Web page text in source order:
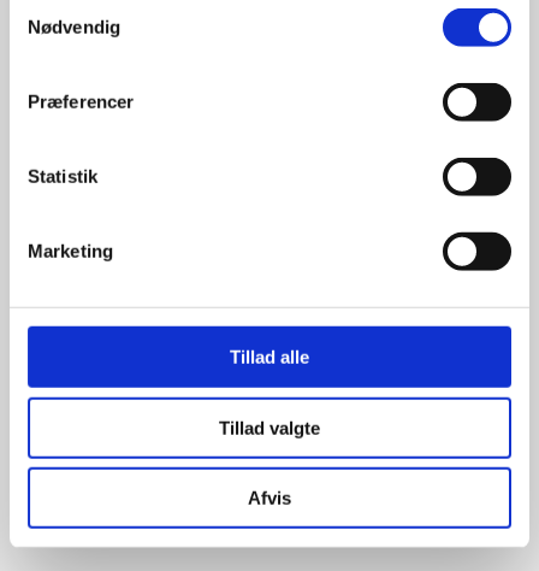
Nødvendig
Præferencer
Statistik
Marketing
Tillad alle
Tillad valgte
Afvis
Udvalget er langt større, så har I en
idé til et konkret produkt, eller et
helt særligt ønske, så send en
forespørgsel tilinfo@syddesign.dk,
så finder vi det helt rigtige produkt
til en konkurrence dygtig pris.